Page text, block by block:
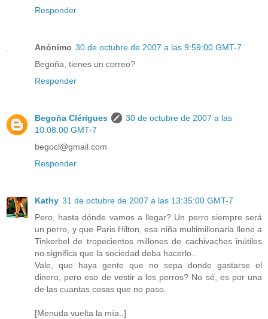
Responder
Anónimo 30 de octubre de 2007 a las 9:59:00 GMT-7
Begoña, tienes un correo?
Responder
Begoña Clérigues
30 de octubre de 2007 a las
10:08:00 GMT-7
begocl@gmail.com
Responder
Kathy 31 de octubre de 2007 a las 13:35:00 GMT-7
Pero, hasta dónde vamos a llegar? Un perro siempre será
un perro, y que Paris Hilton, esa niña multimillonaria llene a
Tinkerbel de tropecientos millones de cachivaches inútiles
no significa que la sociedad deba hacerlo..
Vale, que haya gente que no sepa donde gastarse el
dinero, pero eso de vestir a los perros? No sé, es por una
de las cuantas cosas que no paso.
[Menuda vuelta la mía..]